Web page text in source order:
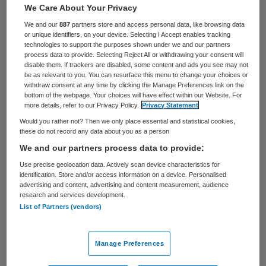
Tilburger Ron O. (47) is dinsdag door de
rechtbank in Breda tot vier jaar cel
veroordeeld vanwege ontucht met twaalf
vrouwen. De man deed zich voor als arts en
voerde soatests en inwendige vaginale en
anale onderzoeken uit.
De man had jaren besteed aan het
opbouwen van relaties met vrouwen, met
name in een Tilburgse sportschool. De
vrouwen vertrouwden hem en dachten dat
universiteiten in Utrecht en Leuven. De
Tilburger had zijn medische kennis echter
We Care About Your Privacy
We and our887 partners store and access personal data, like browsing data
or unique identifiers, on your device. Selecting I Accept enables tracking
technologies to support the purposes shown under we and our partners
process data to provide. Selecting Reject All or withdrawing your consent will
disable them. If trackers are disabled, some content and ads you see may not
be as relevant to you. You can resurface this menu to change your choices or
withdraw consent at any time by clicking the Manage Preferences link on the
bottom of the webpage. Your choices will have effect within our Website. For
more details, refer to our Privacy Policy.
Privacy Statement
Would you rather not? Then we only place essential and statistical cookies,
these do not record any data about you as a person
We and our partners process data to provide:
Use precise geolocation data. Actively scan device characteristics for
identification. Store and/or access information on a device. Personalised
advertising and content, advertising and content measurement, audience
research and services development.
List of Partners (vendors)
Manage Preferences